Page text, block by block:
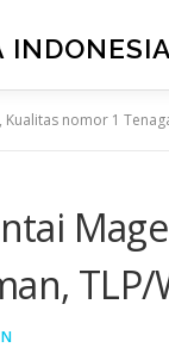
nomor 1